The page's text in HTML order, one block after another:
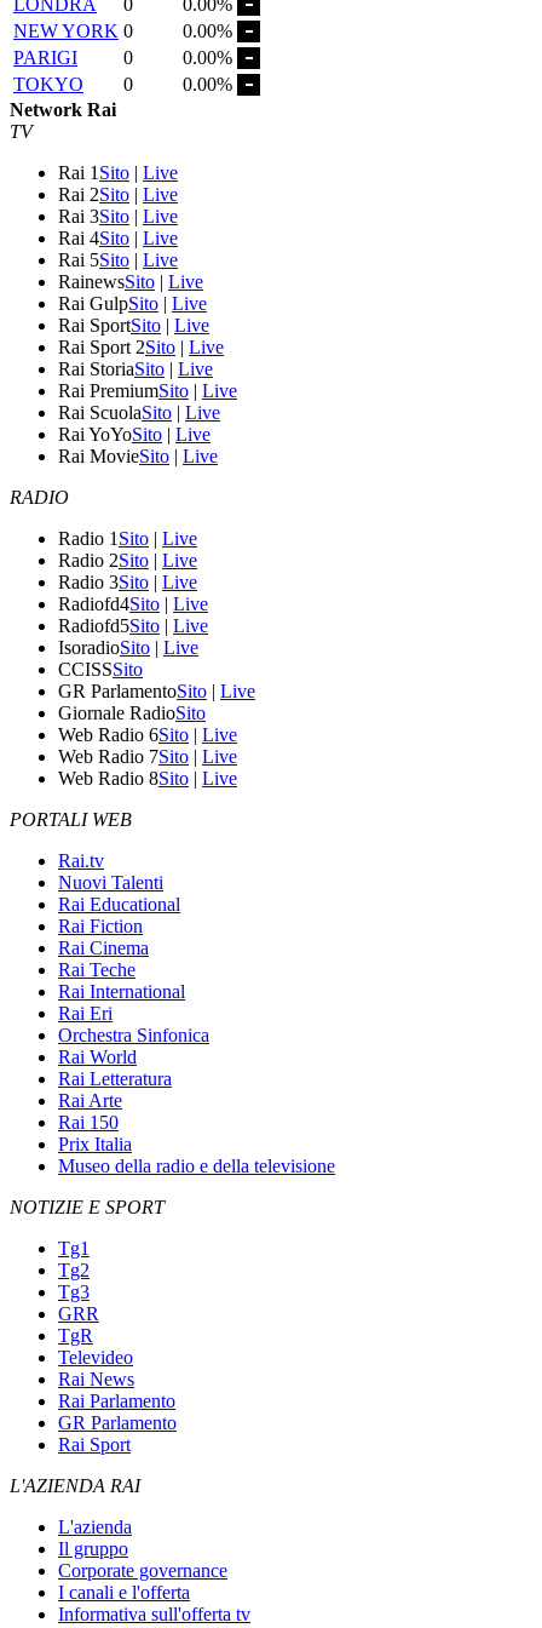
LONDRA 0
0.00%
NEW YORK 0
0.00%
PARIGI
0
0.00%
TOKYO
0
0.00%
Network Rai
TV
Rai 1 Sito | Live
Rai 2Sito | Live
Rai 3Sito | Live
Rai 4Sito | Live
Rai 5Sito | Live
RainewsSito | Live
Rai GulpSito | Live
Rai SportSito | Live
Rai Sport 2Sito | Live
Rai StoriaSito | Live
Rai PremiumSito | Live
Rai ScuolaSito | Live
Rai YoYoSito | Live
Rai MovieSito | Live
RADIO
Radio 1 Sito | Live
Radio 2Sito | Live
Radio 3Sito | Live
Radiofd4Sito | Live
Radiofd5Sito | Live
IsoradioSito | Live
CCISSSito
GR ParlamentoSito | Live
Giornale RadioSito
Web Radio 6Sito | Live
Web Radio 7Sito | Live
Web Radio 8Sito | Live
PORTALI WEB
Rai.tv
Nuovi Talenti
Rai Educational
Rai Fiction
Rai Cinema
Rai Teche
Rai International
Rai Eri
Orchestra Sinfonica
Rai World
Rai Letteratura
Rai Arte
Rai 150
Prix Italia
Museo della radio e della televisione
NOTIZIE E SPORT
Tg1
Tg2
Tg3
GRR
TgR
Televideo
Rai News
Rai Parlamento
GR Parlamento
Rai Sport
L'AZIENDA RAI
L'azienda
Il gruppo
Corporate governance
I canali e l'offerta
Informativa sull'offerta tv